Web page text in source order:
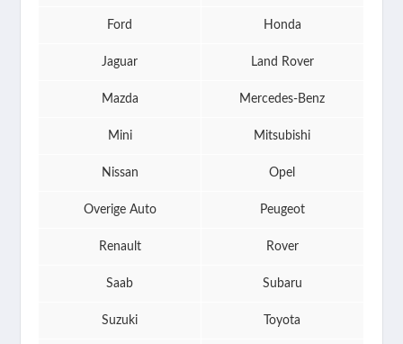
Ford Honda
Jaguar Land Rover
Mazda Mercedes-Benz
Mini Mitsubishi
Nissan Opel
Overige Auto Peugeot
Renault Rover
Saab Subaru
Suzuki Toyota